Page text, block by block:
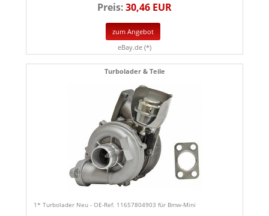
Preis:30,46 EUR
zum Angebot
eBay.de (*)
Turbolader & Teile
1* Turbolader Neu - OE-Ref. 11657804903 für Bmw-Mini